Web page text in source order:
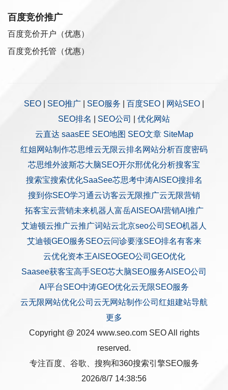
百度竞价推广
百度竞价开户（优惠）
百度竞价托管（优惠）
SEO SEO推广 SEO服务 百度SEO 网站SEO
SEO排名
SEO公司
优化网站
云直达 saasEE SEO地图 SEO文章 SiteMap
红姐网站制作芯思维云无限云排名 网站分析百度密码
芯思维外波斯芯大脑SEO开尔邢优化分析搜客宝
搜索宝搜索优化SaaSee芯思考中涛AISEO搜排名
搜到你SEO学习通云访客云无限推广云无限营销
拓客宝云营销未来机器人 富岳AISEOAI营销AI推广
艾迪顿云推广云推广词站云北京seo公司 SEO机器人
艾迪顿GEO服务SEO云问诊要涨SEO排名有客来
云优化资本王AISEOGEO公司 GEO优化
Saasee获客宝高手SEO芯大脑SEO服务AISEO公司
AI平台SEO中涛GEO优化云无限SEO服务
云无限网站优化公司 云无网站制作公司 红姐建站导航
更多
Copyright @ 2024 www.seo.com SEOAll rights
reserved.
专注百度、谷歌、搜狗和360搜索引擎SEO服务
2026/8/7 14:38:56